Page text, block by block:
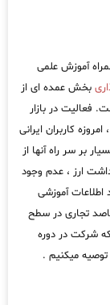
آموزش علمی
بخش عمده ای از
فعالیت در بازار
کاربران ایرانی
بر سر راه آنها از
ارز ، عدم وجود
اطلاعات آموزشی
تجاری در سطح
شرکت در دوره
میکنیم .